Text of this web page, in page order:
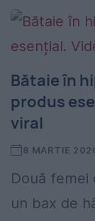
Bătaie în
produs
viral
8 MARTIE
Două
un bax de